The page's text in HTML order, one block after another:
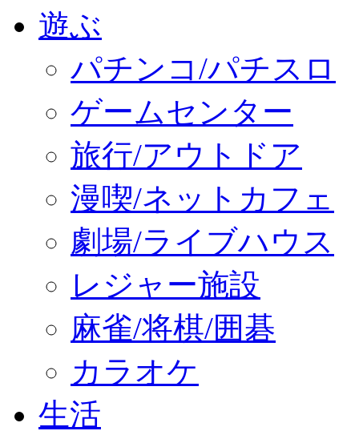
遊ぶ
パチンコ/パチスロ
ゲームセンター
旅行/アウトドア
漫喫/ネットカフェ
劇場/ライブハウス
レジャー施設
麻雀/将棋/囲碁
カラオケ
生活